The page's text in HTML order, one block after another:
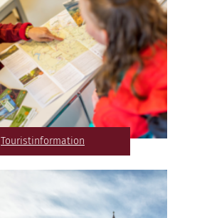
Touristinformation